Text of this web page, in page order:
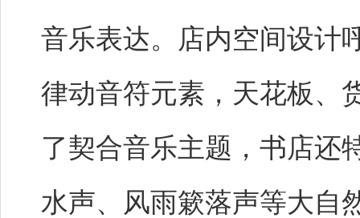
音乐表达。店内空间设计
律动音符元素，天花板、
了契合音乐主题，书店还
水声、风雨簌落声等大自